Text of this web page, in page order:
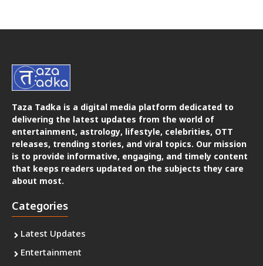
Taza Tadka is a digital media platform dedicated to
delivering the latest updates from the world of
entertainment, astrology, lifestyle, celebrities, OTT
releases, trending stories, and viral topics. Our mission
is to provide informative, engaging, and timely content
that keeps readers updated on the subjects they care
about most.
Categories
Latest Updates
Entertainment